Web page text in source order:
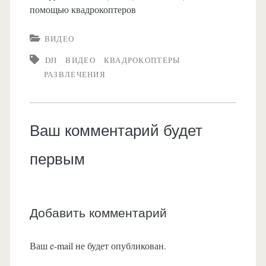
помощью квадрокоптеров
ВИДЕО
DJI
ВИДЕО
КВАДРОКОПТЕРЫ
РАЗВЛЕЧЕНИЯ
Ваш комментарий будет
первым
Добавить комментарий
Ваш e-mail не будет опубликован.